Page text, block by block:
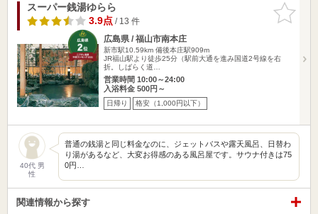
お気に入
りに追加
スーパー銭湯ゆらら
3.9点/ 13 件
広島県 / 福山市南本庄
新市駅10.59km 備後本庄駅909m
JR福山駅より徒歩25分（駅前大通を進み国道2号線を右
折。しばらく道…
営業時間 10:00～24:00
入浴料金 500円～
日帰り 格安（1,000円以下）
40代 男
性
普通の銭湯と同じ料金なのに、ジェットバスや露天風呂、日替わ
り湯があるなど、大変お得感のある風呂屋です。サウナ付きは75
0円…
関連情報から探す